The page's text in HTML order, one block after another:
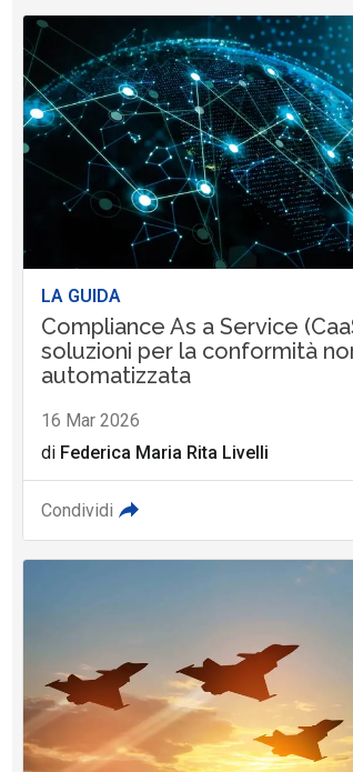
LA GUIDA
Compliance As a Service
soluzioni per la conformità
automatizzata
16 Mar 2026
di Federica Maria Rita Livelli
Condividi